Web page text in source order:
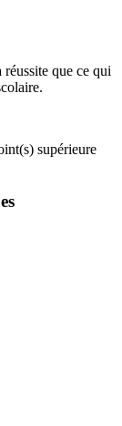
réussite que ce qui
supérieure